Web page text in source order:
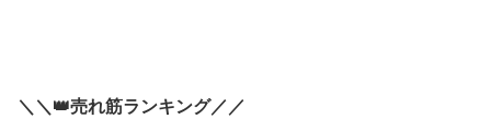
＼＼👑売れ筋ランキング／／